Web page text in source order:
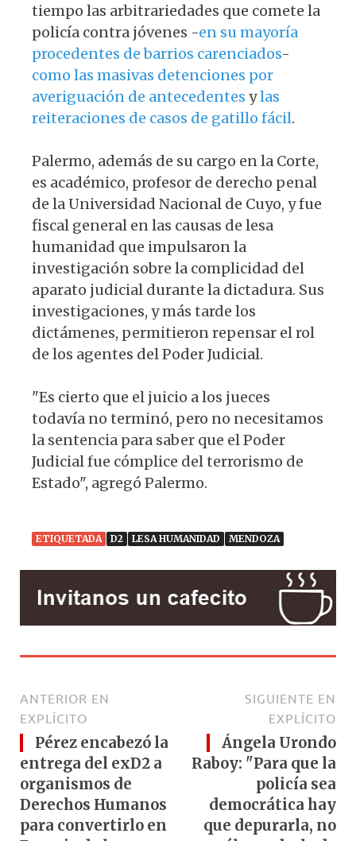
tiempo las arbitrariedades que comete la
policía contra jóvenes -en su mayoría
procedentes de barrios carenciados-
como las masivas detenciones por
averiguación de antecedentes ylas
reiteraciones de casos de gatillo fácil.
Palermo, además de su cargo en la Corte,
es académico, profesor de derecho penal
de la Universidad Nacional de Cuyo, y fue
fiscal general en las causas de lesa
humanidad que impulsaron la
investigación sobre la complicidad del
aparato judicial durante la dictadura. Sus
investigaciones, y más tarde los
dictámenes, permitieron repensar el rol
de los agentes del Poder Judicial.
"Es cierto que el juicio a los jueces
todavía no terminó, pero no necesitamos
la sentencia para saber que el Poder
Judicial fue cómplice del terrorismo de
Estado", agregó Palermo.
ETIQUETADA D2 LESA HUMANIDAD MENDOZA
ANTERIOR EN
EXPLÍCITO
Pérez encabezó la
entrega del exD2 a
organismos de
Derechos Humanos
para convertirlo en
SIGUIENTE EN
EXPLÍCITO
Ángela Urondo
Raboy: "Para que la
policía sea
democrática hay
que depurarla, no